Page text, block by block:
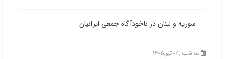
سوریه و لبنان در ناخودآگاه جمعی ایرانیان
ﺳﻪشنبه, ۰۲ تیر,۱۴۰۵